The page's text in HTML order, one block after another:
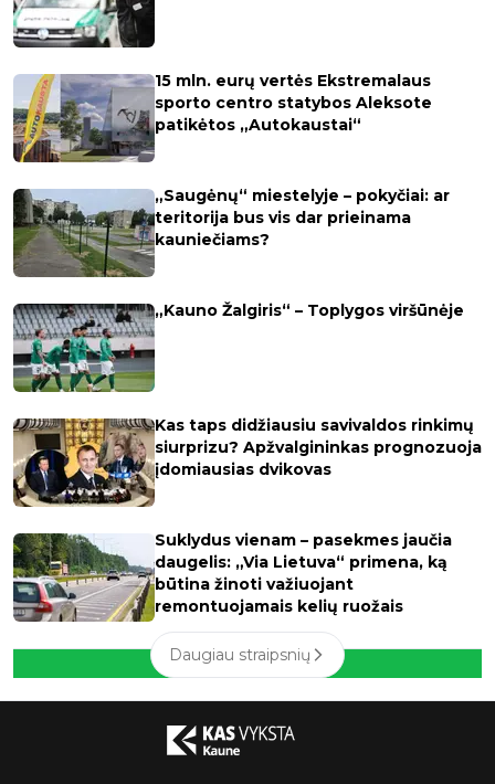
15 mln. eurų vertės Ekstremalaus
sporto centro statybos Aleksote
patikėtos „Autokaustai“
„Saugėnų“ miestelyje – pokyčiai: ar
teritorija bus vis dar prieinama
kauniečiams?
„Kauno Žalgiris“ – Toplygos viršūnėje
Kas taps didžiausiu savivaldos rinkimų
siurprizu? Apžvalgininkas prognozuoja
įdomiausias dvikovas
Suklydus vienam – pasekmes jaučia
daugelis: „Via Lietuva“ primena, ką
būtina žinoti važiuojant
remontuojamais kelių ruožais
Daugiau straipsnių